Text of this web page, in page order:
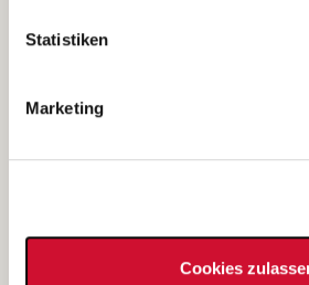
unsererDatenschutzerklärung
Statistiken
Marketing
Cookies
(Ein Tochterunternehmen des AWO
e.V.)
Bewerbung als Altenpflegehelfer*in
Bewerbung als Erzieher*in